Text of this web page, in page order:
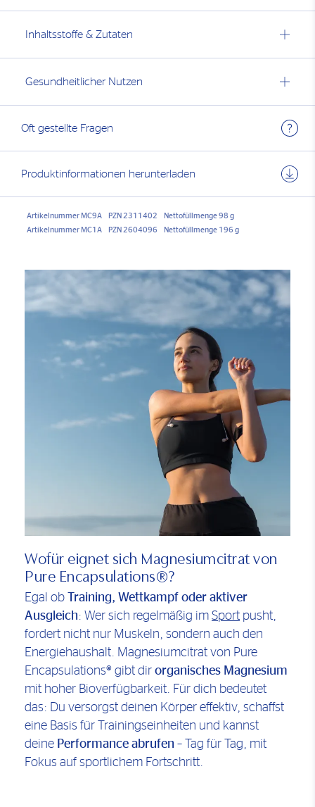
Inhaltsstoffe & Zutaten
Gesundheitlicher Nutzen
Oft gestellte Fragen
Produktinformationen herunterladen
Artikelnummer MC9A PZN 2311402
Nettofüllmenge 98 g
Artikelnummer MC1A
PZN 2604096 Nettofüllmenge 196 g
Wofür eignet sich Magnesiumcitrat von
Pure Encapsulations®?
Egal ob
Training, Wettkampf oder aktiver
Ausgleich: Wer sich regelmäßig im Sport pusht,
fordert nicht nur Muskeln, sondern auch den
Energiehaushalt. Magnesiumcitrat von Pure
Encapsulations® gibt dir organisches Magnesium
mit hoher Bioverfügbarkeit. Für dich bedeutet
das: Du versorgst deinen Körper effektiv, schaffst
eine Basis für Trainingseinheiten und kannst
deine Performance abrufen – Tag für Tag, mit
Fokus auf sportlichem Fortschritt.